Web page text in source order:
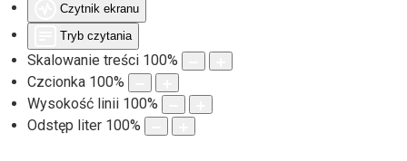
Czytnik ekranu
Tryb czytania
Skalowanie treści 100%
Czcionka 100%
Wysokość linii 100%
Odstęp liter 100%